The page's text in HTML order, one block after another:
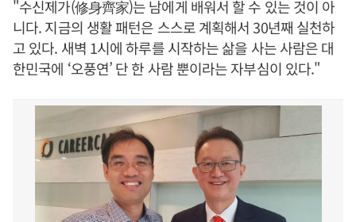
"수신제가(修身齊家)는 남에게 배워서 할 수 있는 것이 아
니다. 지금의 생활 패턴은 스스로 계획해서 30년째 실천하
고 있다. 새벽 1시에 하루를 시작하는 삶을 사는 사람은 대
한민국에 ‘오풍연’ 단 한 사람 뿐이라는 자부심이 있다."